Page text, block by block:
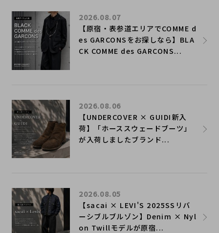
【原宿・表参道エリアでCOMME d
es GARCONSをお探しなら】BLA
CK COMME des GARCONS...
2026.08.07
【UNDERCOVER × GUIDI新入
荷】「ホーススウェードブーツ」
が入荷しましたブランド...
2026.08.06
【sacai × LEVI'S 2025SSリバ
ーシブルブルゾン】Denim × Nyl
on Twillモデルが原宿...
2026.08.05